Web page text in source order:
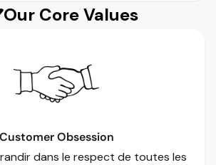
Our Core Values
Customer Obsession
dans le respect de toutes les